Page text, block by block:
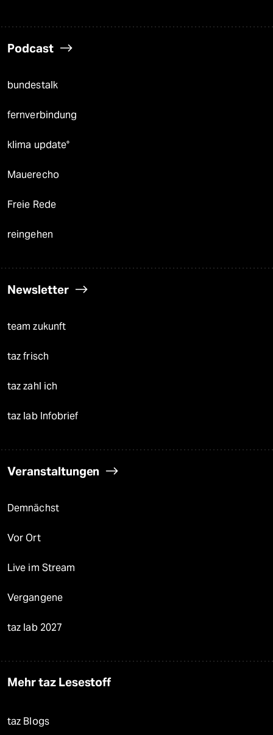
Podcast
bundestalk
fernverbindung
klima update°
Mauerecho
Freie Rede
reingehen
Newsletter
team zukunft
taz frisch
taz zahl ich
taz lab Infobrief
Veranstaltungen
Demnächst
Vor Ort
Live im Stream
Vergangene
taz lab 2027
Mehr taz Lesestoff
taz Blogs